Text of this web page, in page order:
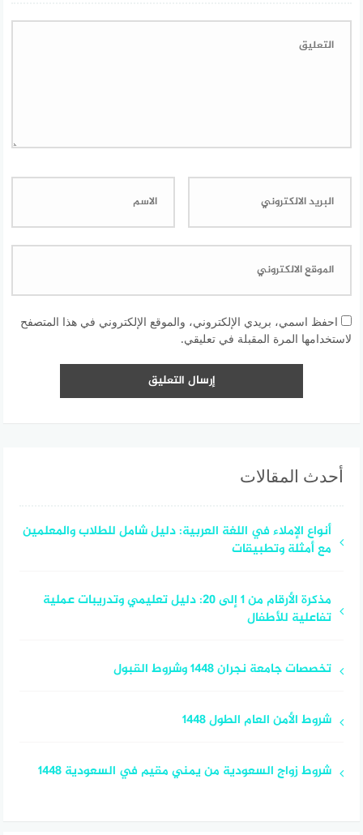
احفظ اسمي، بريدي الإلكتروني، والموقع الإلكتروني في هذا المتصفح
لاستخدامها المرة المقبلة في تعليقي.
أحدث المقالات
أنواع الإملاء في اللغة العربية: دليل شامل للطلاب والمعلمين
مع أمثلة وتطبيقات
مذكرة الأرقام من 1 إلى 20: دليل تعليمي وتدريبات عملية
تفاعلية للأطفال
تخصصات جامعة نجران 1448 وشروط القبول
شروط الأمن العام الطول 1448
شروط زواج السعودية من يمني مقيم في السعودية 1448